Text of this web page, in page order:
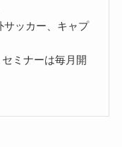
ッカー、キャプ
ミナーは毎月開